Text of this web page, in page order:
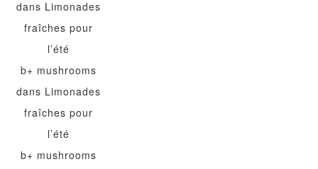
dans Limonades
fraîches pour
l’été
b+ mushrooms
dans Limonades
fraîches pour
l’été
b+ mushrooms